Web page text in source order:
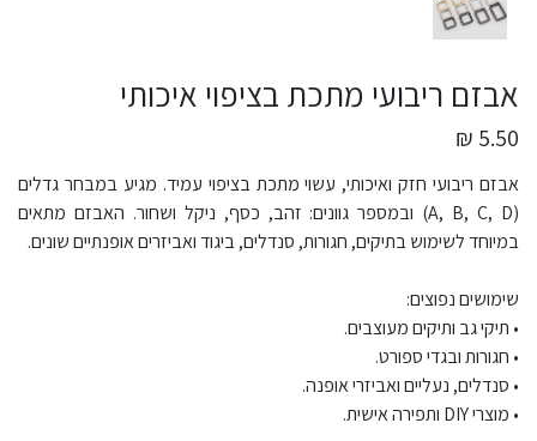
אבזם ריבועי מתכת בציפוי איכותי
5.50 ₪
אבזם ריבועי חזק ואיכותי, עשוי מתכת בציפוי עמיד. מגיע במבחר גדלים
(A, B, C, D) ובמספר גוונים: זהב, כסף, ניקל ושחור. האבזם מתאים
במיוחד לשימוש בתיקים, חגורות, סנדלים, ביגוד ואביזרים אופנתיים שונים.
שימושים נפוצים:
• תיקי גב ותיקים מעוצבים.
• חגורות ובגדי ספורט.
• סנדלים, נעליים ואביזרי אופנה.
• מוצרי DIY ותפירה אישית.